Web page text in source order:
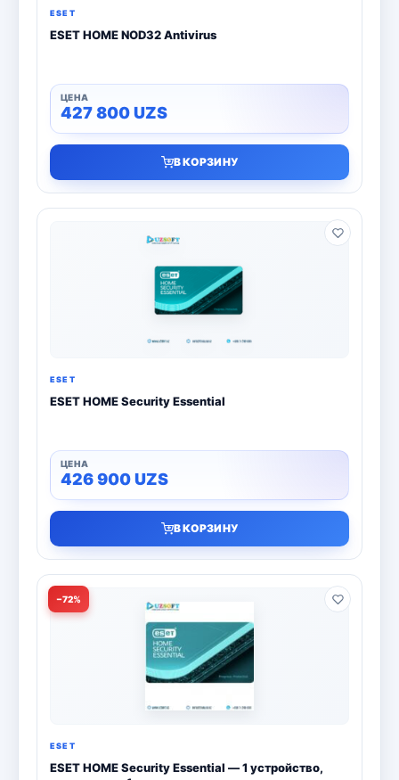
ESET
ESET HOME NOD32 Antivirus
427 800UZS
В КОРЗИНУ
ESET
ESET HOME Security Essential
426 900UZS
В КОРЗИНУ
−72%
ESET
ESET HOME Security Essential — 1 устройство,